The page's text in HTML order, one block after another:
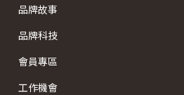
品牌故事
品牌科技
會員專區
工作機會